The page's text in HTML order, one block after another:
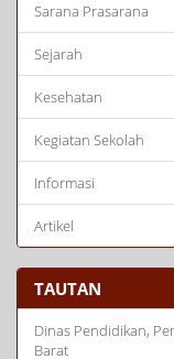
Sarana Prasarana
Sejarah
Kesehatan
Kegiatan Sekolah
Informasi
Artikel
TAUTAN
Dinas Pendidikan,
Barat